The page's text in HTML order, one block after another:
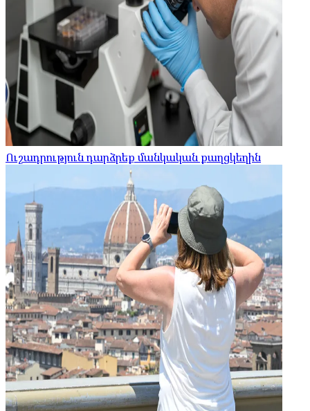
Ուշադրություն դարձրեք մանկական քաղցկեղին